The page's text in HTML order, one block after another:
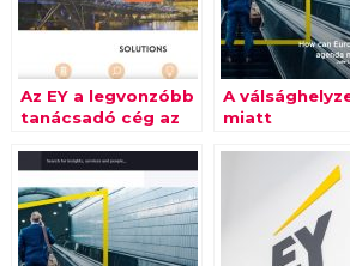
Az EY a legvonzóbb
tanácsadó cég az
egyetemisták
A
miatt
beruházások
Európában